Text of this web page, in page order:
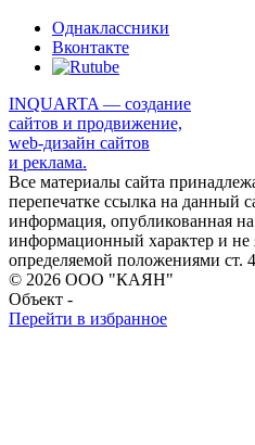
Однаклассники
Вконтакте
INQUARTA — создание
сайтов и продвижение,
web-дизайн сайтов
и реклама.
Все материалы сайта
перепечатке ссылка на данный
информация, опубликованная
информационный характер и не
определяемой положениями ст.
© 2026 ООО "КАЯН"
Объект -
Перейти в избранное